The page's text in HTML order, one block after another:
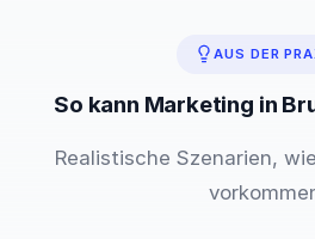
AUS DER
So kann Marketing in
Realistische Szenarien,